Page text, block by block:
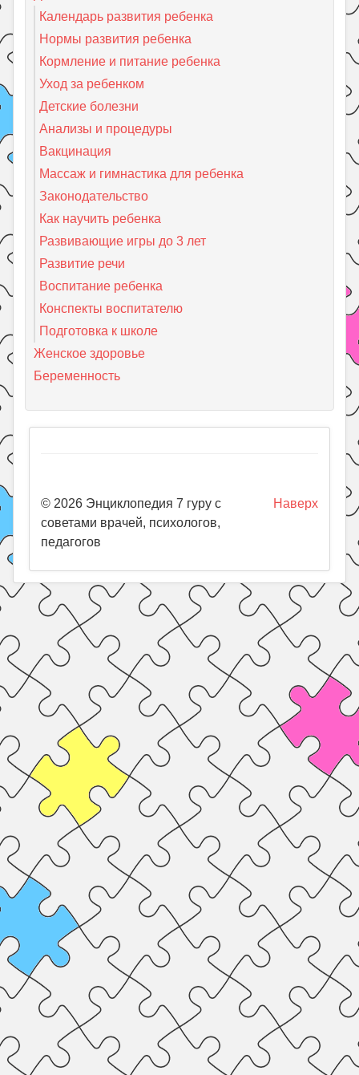
Календарь развития ребенка
Нормы развития ребенка
Кормление и питание ребенка
Уход за ребенком
Детские болезни
Анализы и процедуры
Вакцинация
Массаж и гимнастика для ребенка
Законодательство
Как научить ребенка
Развивающие игры до 3 лет
Развитие речи
Воспитание ребенка
Конспекты воспитателю
Подготовка к школе
Женское здоровье
Беременность
Наверх
© 2026 Энциклопедия 7 гуру с
советами врачей, психологов,
педагогов